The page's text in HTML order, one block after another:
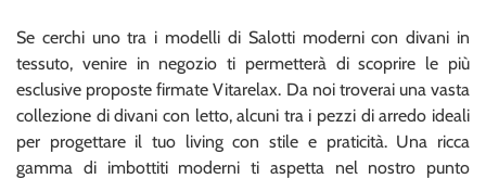
Se cerchi uno tra i modelli di Salotti moderni con divani in
tessuto, venire in negozio ti permetterà di scoprire le più
esclusive proposte firmate Vitarelax. Da noi troverai una vasta
collezione di divani con letto, alcuni tra i pezzi di arredo ideali
per progettare il tuo living con stile e praticità. Una ricca
gamma di imbottiti moderni ti aspetta nel nostro punto